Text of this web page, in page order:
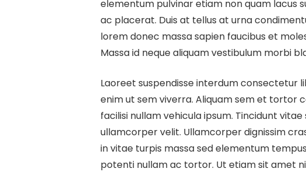
elementum pulvinar etiam non quam lacus
ac placerat. Duis at tellus at urna
lorem donec massa sapien faucibus et
Massa id neque aliquam vestibulum morbi
Laoreet suspendisse interdum consectetur
enim ut sem viverra. Aliquam sem et tortor
facilisi nullam vehicula ipsum. Tincidunt
ullamcorper velit. Ullamcorper dignissim
in vitae turpis massa sed elementum
potenti nullam ac tortor. Ut etiam sit amet